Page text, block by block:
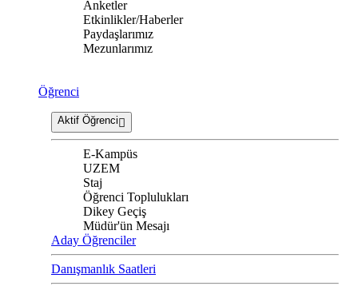
Anketler
Etkinlikler/Haberler
Paydaşlarımız
Mezunlarımız
Öğrenci
Aktif Öğrenci
E-Kampüs
UZEM
Staj
Öğrenci Toplulukları
Dikey Geçiş
Müdür'ün Mesajı
Aday Öğrenciler
Danışmanlık Saatleri